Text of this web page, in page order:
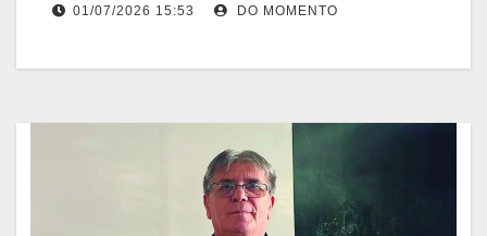
01/07/2026 15:53 DO MOMENTO